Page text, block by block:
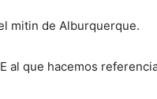
mitin de Alburquerque.
al que hacemos